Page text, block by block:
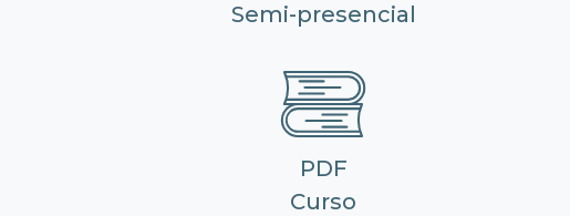
Semi-presencial
PDF
Curso